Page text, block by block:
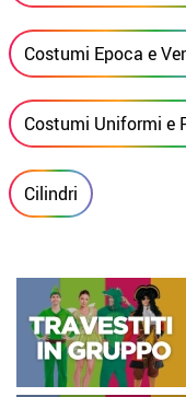
Costumi Epoca e
Costumi Uniformi e
Cilindri